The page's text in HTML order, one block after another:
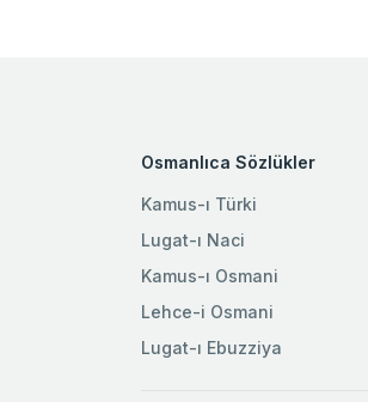
Osmanlıca Sözlükler
Kamus-ı Türki
Lugat-ı Naci
Kamus-ı Osmani
Lehce-i Osmani
Lugat-ı Ebuzziya